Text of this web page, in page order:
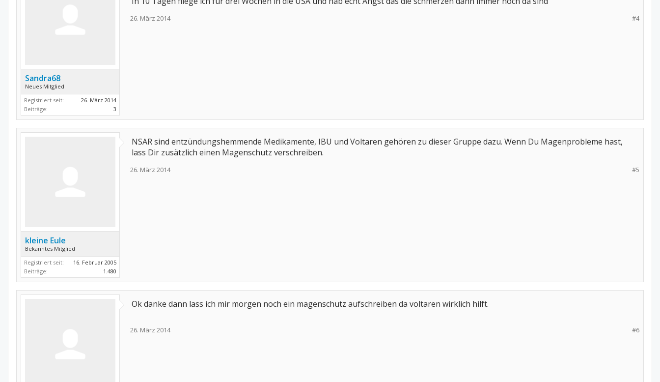
Sandra68
Neues Mitglied
Registriert seit:
26. März 2014
Beiträge:
3
#4
26. März 2014
kleine Eule
Bekanntes Mitglied
Registriert seit:
16. Februar 2005
Beiträge:
1.480
NSAR sind entzündungshemmende Medikamente, IBU und Voltaren gehören zu dieser Gruppe dazu. Wenn Du Magenprobleme hast,
lass Dir zusätzlich einen Magenschutz verschreiben.
#5
26. März 2014
Ok danke dann lass ich mir morgen noch ein magenschutz aufschreiben da voltaren wirklich hilft.
#6
26. März 2014